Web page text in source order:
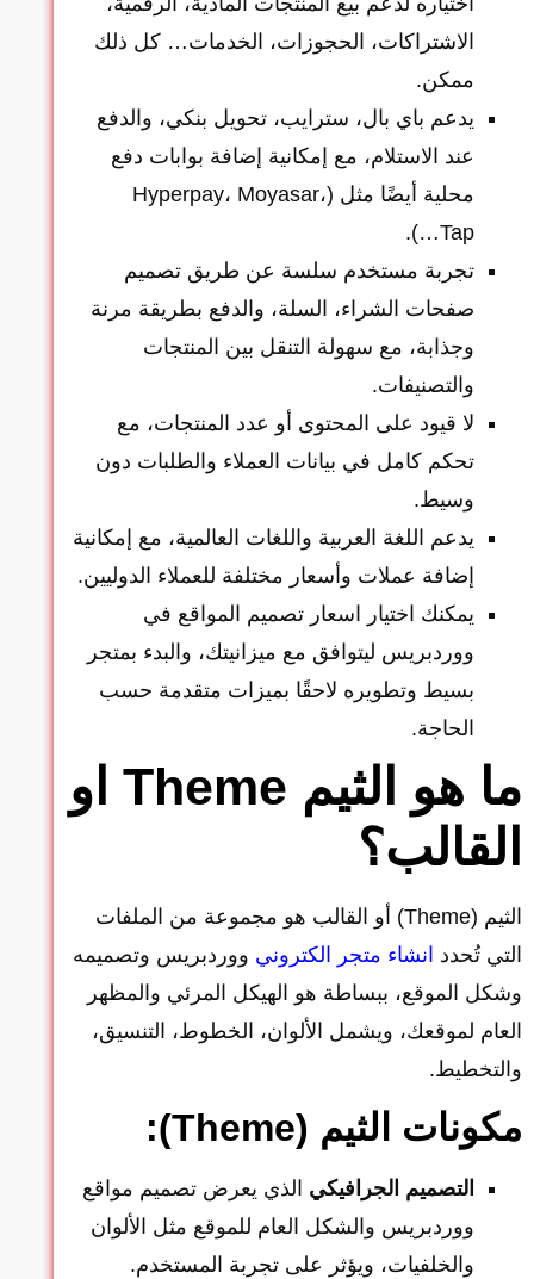
الاشتراكات، الحجوزات، الخدمات… كل ذلك
ممكن.
يدعم باي بال، سترايب، تحويل بنكي، والدفع
عند الاستلام، مع إمكانية إضافة بوابات دفع
محلية أيضًا مثل (Hyperpay، Moyasar،
Tap…).
تجربة مستخدم سلسة عن طريق تصميم
صفحات الشراء، السلة، والدفع بطريقة مرنة
وجذابة، مع سهولة التنقل بين المنتجات
والتصنيفات.
لا قيود على المحتوى أو عدد المنتجات، مع
تحكم كامل في بيانات العملاء والطلبات دون
وسيط.
يدعم اللغة العربية واللغات العالمية، مع إمكانية
إضافة عملات وأسعار مختلفة للعملاء الدوليين.
يمكنك اختيار اسعار تصميم المواقع في
ووردبريس ليتوافق مع ميزانيتك، والبدء بمتجر
بسيط وتطويره لاحقًا بميزات متقدمة حسب
الحاجة.
ما هو الثيم Theme او
القالب؟
الثيم (Theme) أو القالب هو مجموعة من الملفات
التي تُحدد انشاء متجر الكتروني ووردبريس وتصميمه
وشكل الموقع، ببساطة هو الهيكل المرئي والمظهر
العام لموقعك، ويشمل الألوان، الخطوط، التنسيق،
والتخطيط.
مكونات الثيم (Theme):
التصميم الجرافيكي الذي يعرض تصميم مواقع
ووردبريس والشكل العام للموقع مثل الألوان
والخلفيات، ويؤثر على تجربة المستخدم.